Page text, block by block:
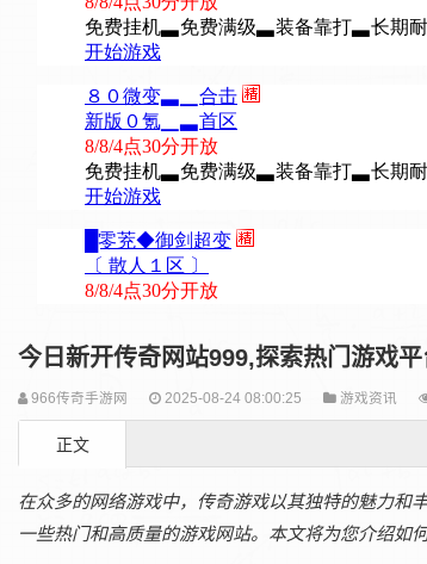
今日新开传奇网站999,探索热门游戏平
966传奇手游网 2025-08-24 08:00:25 游戏资讯
正文
在众多的网络游戏中，传奇游戏以其独特的魅力和
一些热门和高质量的游戏网站。本文将为您介绍如